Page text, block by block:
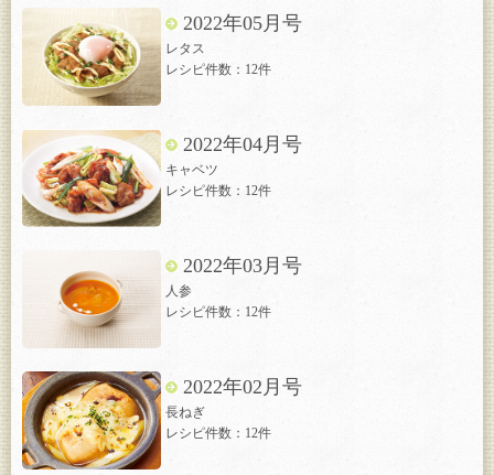
2022年05月号
レタス
レシピ件数：12件
2022年04月号
キャベツ
レシピ件数：12件
2022年03月号
人参
レシピ件数：12件
2022年02月号
長ねぎ
レシピ件数：12件